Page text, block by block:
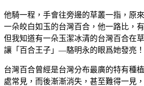
他騎一程，手會往旁邊的草叢一指，原
一朵皎白如玉的台灣百合，他一路比，
但我知道有一朵玉潔冰清的台灣百合在
讓「百合王子」—駱明永的眼爲她發亮！
台灣百合曾經是台灣分布最廣的特有種
處常見，而後漸漸消失，甚至難得一見